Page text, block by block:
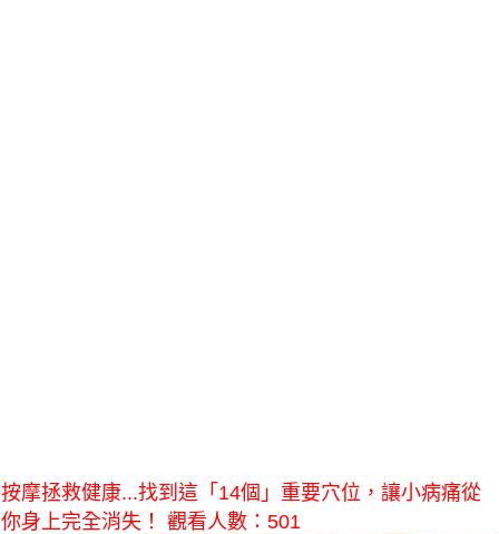
按摩拯救健康...找到這「14個」重要穴位，讓小病痛從
你身上完全消失！ 觀看人數：501